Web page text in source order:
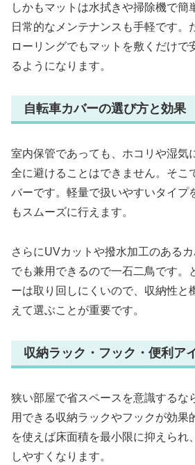
しかもマットは水拭きや掃除機で簡
日常的なメンテナンスも手軽です。
ローリングでもマットを敷くだけで
るようになります。
自転車カバーの選び方と効果
室内保管であっても、ホコリや湿気
全に避けることはできません。そこ
バーです。軽量で扱いやすいタイプ
もスムーズに行えます。
さらにUVカットや撥水加工のある
でも兼用できるので一石二鳥です。
ーは取り回しにくいので、収納性と
えて選ぶことが重要です。
収納ラック・フック・便利ア
狭い部屋で省スペースを意識するな
用できる収納ラックやフックが効果
を使えば床面積を最小限に抑えられ
しやすくなります。